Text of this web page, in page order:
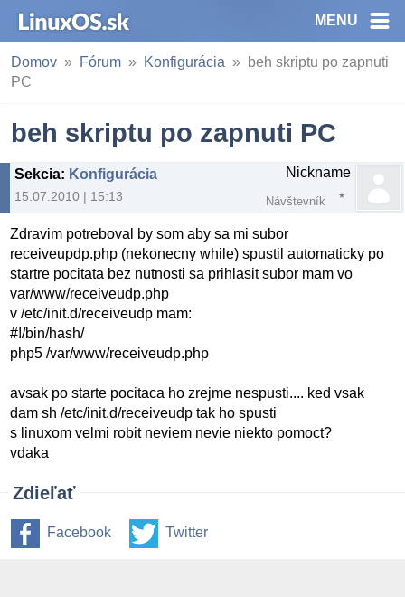
MENU
Domov Fórum Konfigurácia
beh skriptu po zapnuti
PC
beh skriptu po zapnuti PC
Sekcia: Konfigurácia
15.07.2010 | 15:13
Nickname
Návštevník
Zdravim potreboval by som aby sa mi subor
receiveupdp.php (nekonecny while) spustil automaticky po
startre pocitata bez nutnosti sa prihlasit subor mam vo
var/www/receiveudp.php
v /etc/init.d/receiveudp mam:
#!/bin/hash/
php5 /var/www/receiveudp.php
avsak po starte pocitaca ho zrejme nespusti.... ked vsak
dam sh /etc/init.d/receiveudp tak ho spusti
s linuxom velmi robit neviem nevie niekto pomoct?
vdaka
Zdieľať
Facebook Twitter